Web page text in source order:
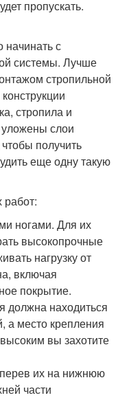
пропускать.
начинать с
системы. Лучше
стропильной
стропила и
слои
получить
еще одну такую
ногами. Для их
высокопрочные
нагрузку от
включая
покрытие.
должна находиться
а место крепления
вы захотите
их на нижнюю
части